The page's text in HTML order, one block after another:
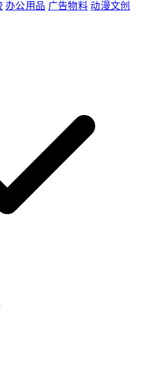
办公用品 广告物料 动漫文创